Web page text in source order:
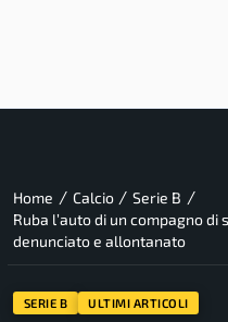
Home / Calcio / Serie B /
Ruba l’auto di un compagno
denunciato e allontanato
SERIE B ULTIMI ARTICOLI